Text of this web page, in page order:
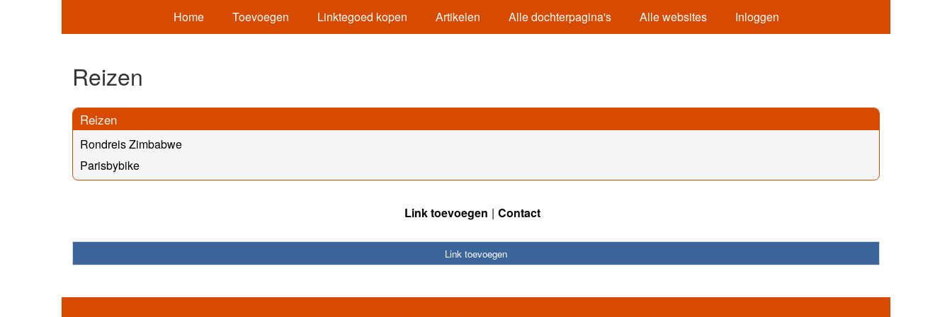
Home Toevoegen Linktegoed kopen Artikelen Alle dochterpagina's Alle websites Inloggen
Reizen
Reizen
Rondreis Zimbabwe
Parisbybike
Link toevoegen Contact
Link toevoegen